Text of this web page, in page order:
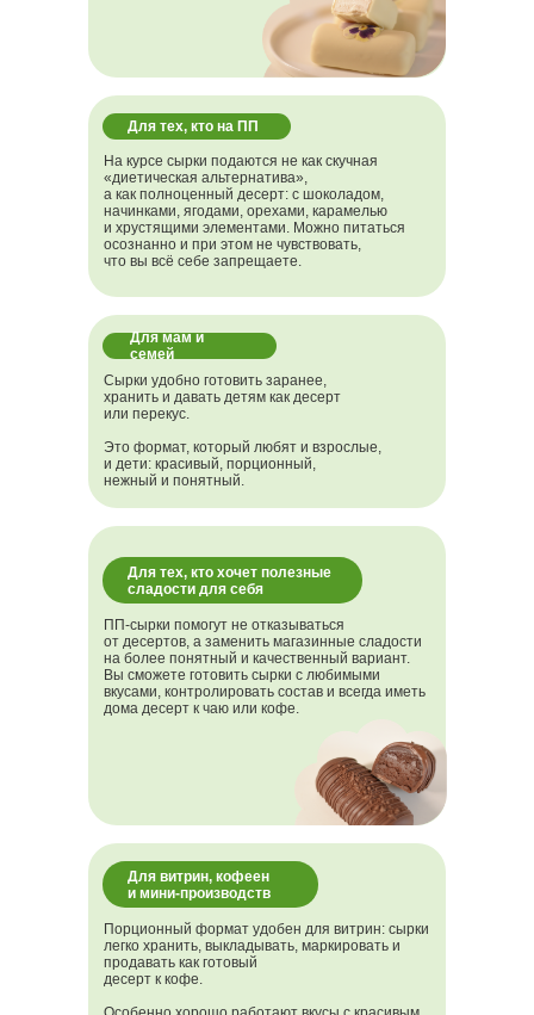
Для тех, кто хочет полезные
сладости для себя
Для тех, кто хочет зарабатывать на
десертах
Для тех, кто хочет зарабатывать на
десертах
На курсе сырки подаются не как скучная
«диетическая альтернатива»,
а как полноценный десерт: с шоколадом,
начинками, ягодами, орехами, карамелью
и хрустящими элементами. Можно питаться
осознанно и при этом не чувствовать,
что вы всё себе запрещаете.
Сырки удобно готовить заранее,
хранить и давать детям как десерт
или перекус.
Это формат, который любят и взрослые,
и дети: красивый, порционный,
нежный и понятный.
ПП-сырки помогут не отказываться
от десертов, а заменить магазинные сладости
на более понятный и качественный вариант.
Вы сможете готовить сырки с любимыми
вкусами, контролировать состав и всегда иметь
дома десерт к чаю или кофе.
Порционный формат удобен для витрин: сырки
легко хранить, выкладывать, маркировать и
продавать как готовый
десерт к кофе.
Для тех, кто на ПП
Для мам и
семей
Для витрин, кофеен
и мини-производств